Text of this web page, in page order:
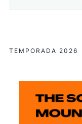
TEMPORADA 2026